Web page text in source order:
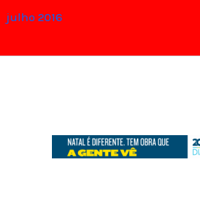
julho 2016